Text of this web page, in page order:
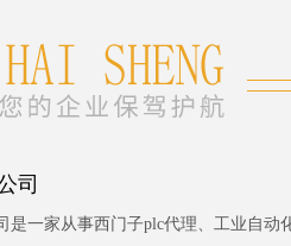
司
是一家从事西门子plc代理、工业自